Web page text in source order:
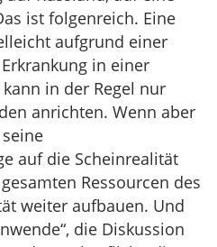
ist folgenreich. Eine
aufgrund einer
in einer
in der Regel nur
anrichten. Wenn aber
auf die Scheinrealität
Ressourcen des
weiter aufbauen. Und
die Diskussion